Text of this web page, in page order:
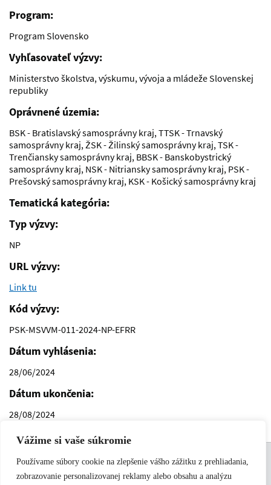
Vážime si vaše súkromie
Používame súbory cookie na zlepšenie vášho zážitku z prehliadania,
zobrazovanie personalizovanej reklamy alebo obsahu a analýzu
Program:
Program Slovensko
Vyhľasovateľ výzvy:
Ministerstvo školstva, výskumu, vývoja a mládeže Slovenskej
republiky
Oprávnené územia:
BSK - Bratislavský samosprávny kraj, TTSK - Trnavský
samosprávny kraj, ŽSK - Žilinský samosprávny kraj, TSK -
Trenčiansky samosprávny kraj, BBSK - Banskobystrický
samosprávny kraj, NSK - Nitriansky samosprávny kraj, PSK -
Prešovský samosprávny kraj, KSK - Košický samosprávny kraj
Tematická kategória:
Typ výzvy:
NP
URL výzvy:
Link tu
Kód výzvy:
PSK-MSVVM-011-2024-NP-EFRR
Dátum vyhlásenia:
28/06/2024
Dátum ukončenia:
28/08/2024
Support links
Podmienky používania Kontakt